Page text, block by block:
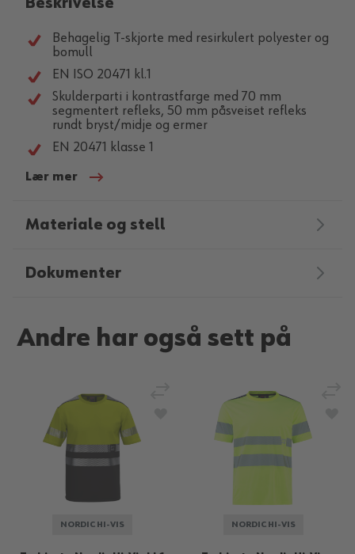
Beskrivelse
Behagelig T-skjorte med resirkulert polyester og
bomull
EN ISO 20471 kl.1
Skulderparti i kontrastfarge med 70 mm
segmentert refleks, 50 mm påsveiset refleks
rundt bryst/midje og ermer
EN 20471 klasse 1
Lær mer
Materiale og stell
Dokumenter
Andre har også sett på
NORDIC HI-VIS
Legg til sammenligning
Legg til i ønskeliste
NORDIC HI-VIS